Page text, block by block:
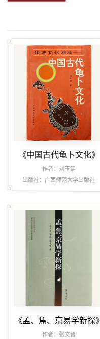
《中国古代龟卜文化》
作者：刘玉建
出版社：广西师范大学出版社
《孟、焦、京易学新探》
作者：张文智